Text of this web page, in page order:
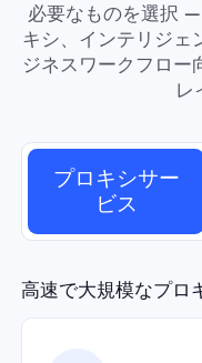
必要なものを選択
キシ、インテリジェ
ジネスワークフロー
レ
プロキシサー
ビス
高速で大規模なプロ